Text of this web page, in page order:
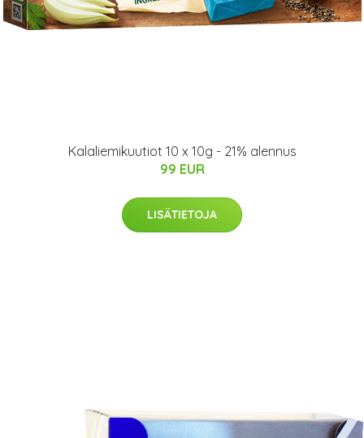
Kalaliemikuutiot 10 x 10g - 21% alennus
99 EUR
LISÄTIETOJA